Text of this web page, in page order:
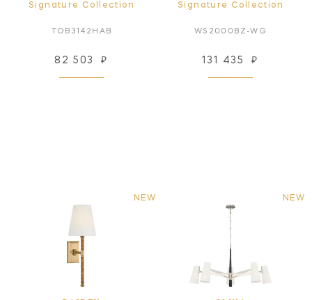
Signature Collection
TOB3142HAB
82 503 ₽
Signature Collection
WS2000BZ-WG
131 435 ₽
NEW NEW